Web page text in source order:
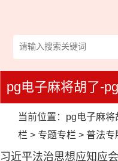
pg电子麻将胡了-
当前位置： pg电子麻将
栏 > 专题专栏 > 普法专
习近平法治思想应知应